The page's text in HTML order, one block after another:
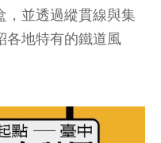
，並透過縱貫線與集
各地特有的鐵道風